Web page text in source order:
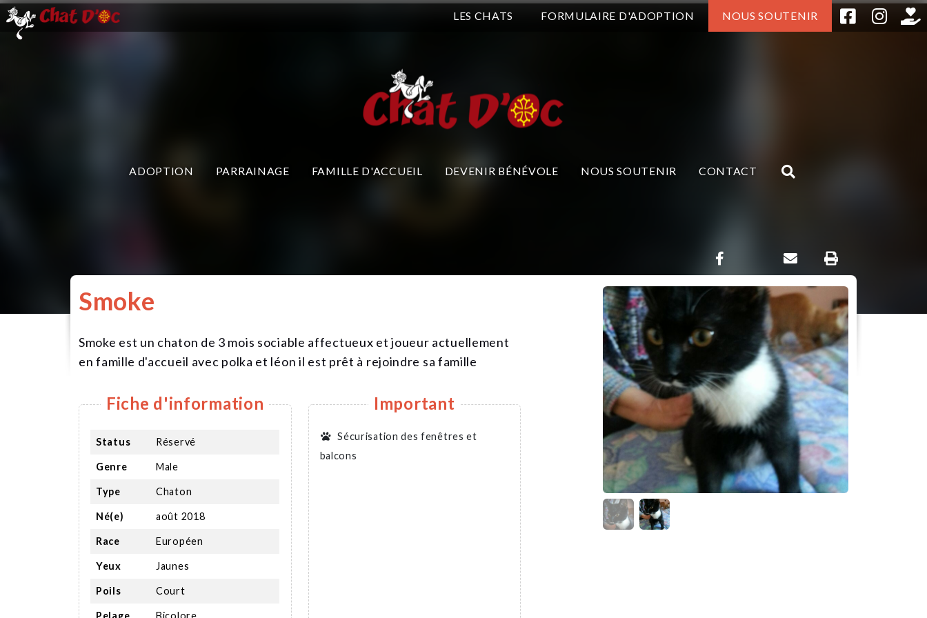
LES CHATS FORMULAIRE D'ADOPTION NOUS SOUTENIR
ADOPTION PARRAINAGE FAMILLE D'ACCUEIL DEVENIR BÉNÉVOLE NOUS SOUTENIR CONTACT
Smoke
Smoke est un chaton de 3 mois sociable affectueux et joueur actuellement
en famille d'accueil avec polka et léon il est prêt à rejoindre sa famille
Fiche d'information
Status Réservé
Genre Male
Type Chaton
Né(e) août 2018
Race Européen
Yeux Jaunes
Poils Court
Pelage Bicolore
Important
Sécurisation des fenêtres et
balcons